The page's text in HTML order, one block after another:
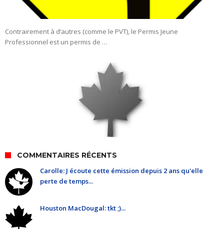
Contrairement à d’autres (comme le PVT), le Permis Jeune
Professionnel est un permis de …
COMMENTAIRES RÉCENTS
Carolle: J écoute cette émission depuis 2 ans qu'elle
perte de temps...
Houston MacDougal: tkt ;)...